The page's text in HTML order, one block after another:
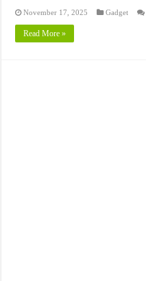
November 17, 2025 Gadget
Read More »